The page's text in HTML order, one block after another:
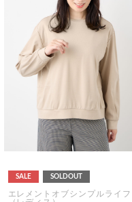
SALE SOLDOUT
エレメントオブシンプルライフ